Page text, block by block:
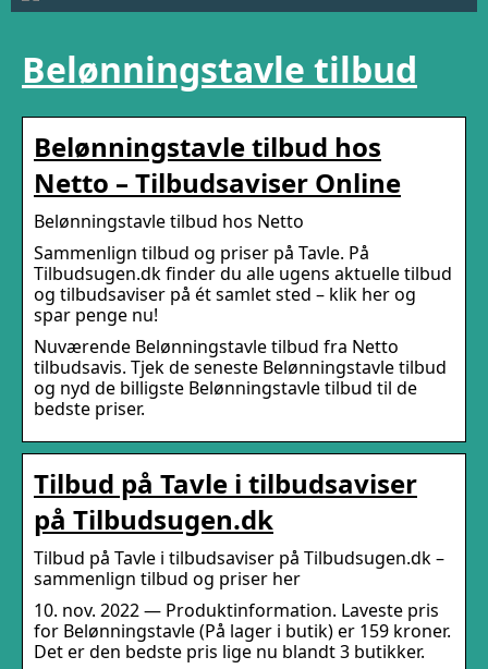
Belønningstavle tilbud
Belønningstavle tilbud hos
Netto – Tilbudsaviser Online
Belønningstavle tilbud hos Netto
Sammenlign tilbud og priser på Tavle. På
Tilbudsugen.dk finder du alle ugens aktuelle tilbud
og tilbudsaviser på ét samlet sted – klik her og
spar penge nu!
Nuværende Belønningstavle tilbud fra Netto
tilbudsavis. Tjek de seneste Belønningstavle tilbud
og nyd de billigste Belønningstavle tilbud til de
bedste priser.
Tilbud på Tavle i tilbudsaviser
på Tilbudsugen.dk
Tilbud på Tavle i tilbudsaviser på Tilbudsugen.dk –
sammenlign tilbud og priser her
10. nov. 2022 — Produktinformation. Laveste pris
for Belønningstavle (På lager i butik) er 159 kroner.
Det er den bedste pris lige nu blandt 3 butikker.